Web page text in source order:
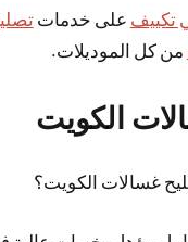
تكييف على خدمات
من كل الموديلات.
الكويت
غسالات الكويت؟